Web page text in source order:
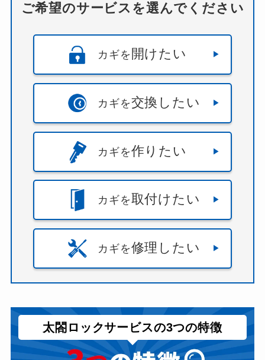
ご希望のサービスを選んでください
カギを 開けたい
カギを交換したい
カギを作りたい
カギを取付けたい
カギを修理したい
太閤ロックサービスの3つの特徴